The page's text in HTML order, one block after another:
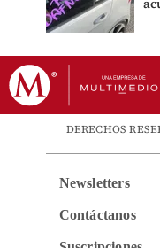
DERECHOS
Newsletters
Contáctanos